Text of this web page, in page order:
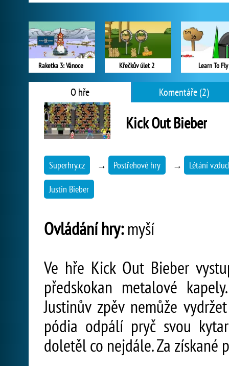
Raketka 3: Vánoce Křečkův úlet 2 Learn To Fly
O hře Komentáře (2)
Kick Out Bieber
Superhry.cz → Postřehové hry → Létání
Justin Bieber
Ovládání hry:myší
Ve hře Kick Out Bieber
předskokan metalové
Justinův zpěv nemůže
pódia odpálí pryč svou
doletěl co nejdále. Za získané